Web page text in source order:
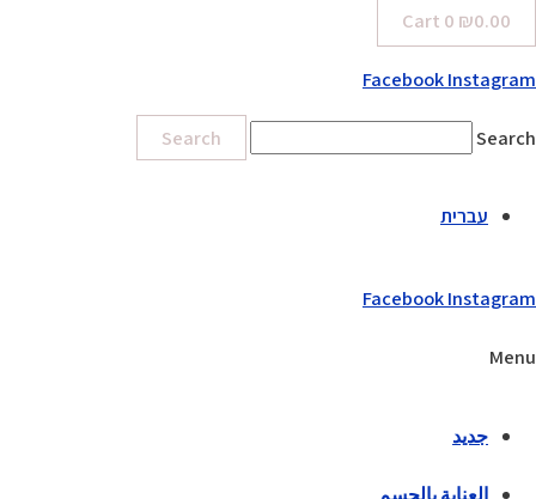
₪0.00
0
Cart
FacebookInstagram
Search
Search
עברית
FacebookInstagram
Menu
جديد